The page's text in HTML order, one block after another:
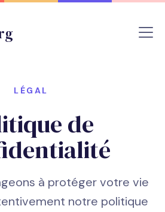
LÉGAL
de
à protéger votre vie
notre politique